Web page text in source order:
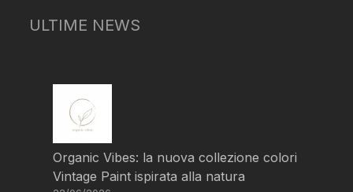
ULTIME NEWS
Organic Vibes: la nuova collezione colori
Vintage Paint ispirata alla natura